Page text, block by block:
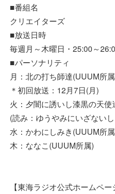
■番組名
クリエイターズ
■放送日時
毎週月～木曜日・25:00～
■パーソナリティ
月：北の打ち師達(UUUM所
＊初回放送：12月7日(月)
火：夕闇に誘いし漆黒の天
(読み：ゆうやみにいざない
水：かわにしみき(UUUM所
木：ななこ(UUUM所属)
【東海ラジオ公式ホームペー